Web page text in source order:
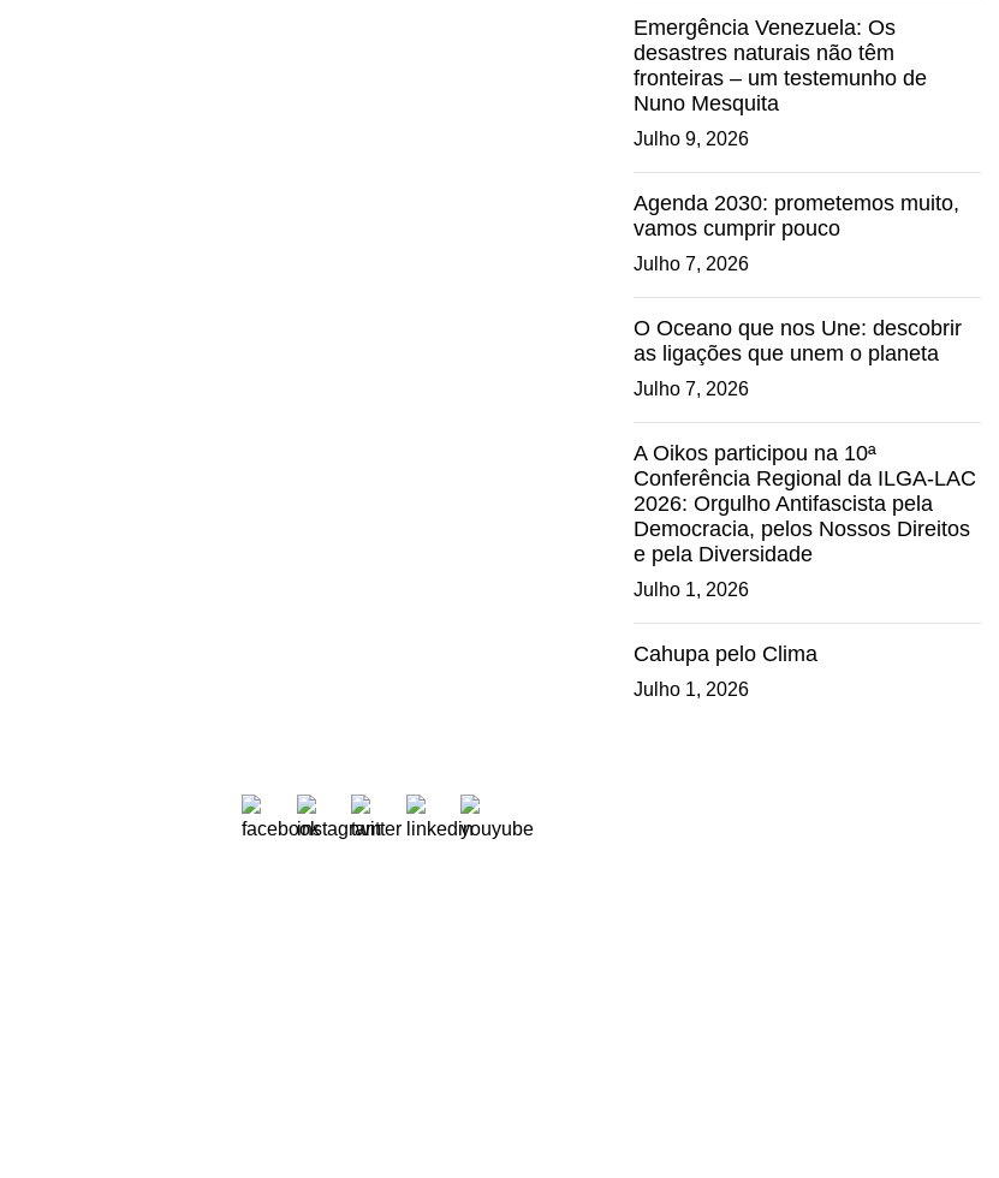
Emergência Venezuela: Os
desastres naturais não têm
fronteiras – um testemunho de
Nuno Mesquita
Julho 9, 2026
Agenda 2030: prometemos muito,
vamos cumprir pouco
Julho 7, 2026
O Oceano que nos Une: descobrir
as ligações que unem o planeta
Julho 7, 2026
A Oikos participou na 10ª
Conferência Regional da ILGA-LAC
2026: Orgulho Antifascista pela
Democracia, pelos Nossos Direitos
e pela Diversidade
Julho 1, 2026
Cahupa pelo Clima
Julho 1, 2026